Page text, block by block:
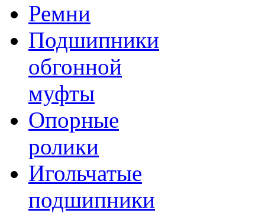
Ремни
Подшипники
обгонной
муфты
Опорные
ролики
Игольчатые
подшипники